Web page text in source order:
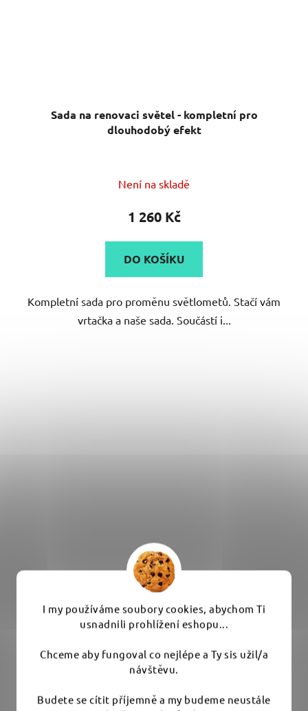
I my používáme soubory cookies, abychom Ti
usnadnili prohlížení eshopu...
Chceme aby fungoval co nejlépe a Ty sis užil/a
návštěvu.
Budete se cítit příjemně a my budeme neustále
Sada na renovaci světel - kompletní pro
dlouhodobý efekt
Není na skladě
1 260 Kč
DO KOŠÍKU
Kompletní sada pro proměnu světlometů. Stačí vám
vrtačka a naše sada. Součástí i...
Skladem(3 ks)
1 554 Kč